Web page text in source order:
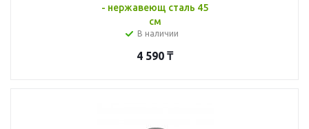
- нержавеющ сталь 45
см
В наличии
4 590 ₸